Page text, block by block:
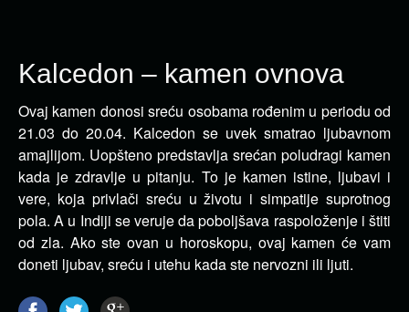
Kalcedon – kamen ovnova
Ovaj kamen donosi sreću osobama rođenim u periodu od
21.03 do 20.04. Kalcedon se uvek smatrao ljubavnom
amajlijom. Uopšteno predstavlja srećan poludragi kamen
kada je zdravlje u pitanju. To je kamen istine, ljubavi i
vere, koja privlači sreću u životu i simpatije suprotnog
pola. A u Indiji se veruje da poboljšava raspoloženje i štiti
od zla. Ako ste ovan u horoskopu, ovaj kamen će vam
doneti ljubav, sreću i utehu kada ste nervozni ili ljuti.